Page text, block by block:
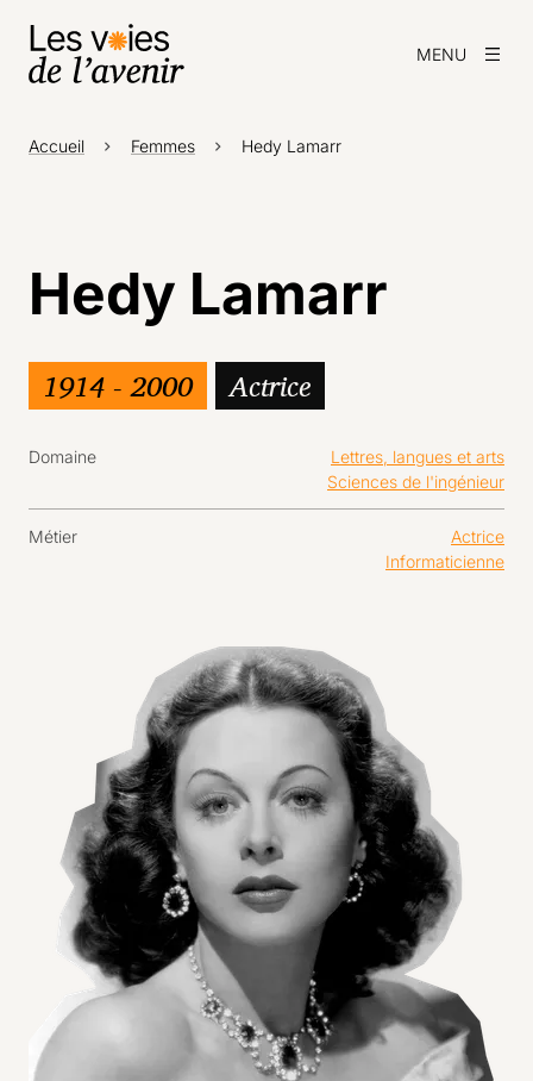
MENU
Accueil Femmes Hedy Lamarr
Hedy Lamarr
1914 - 2000 Actrice
Domaine
Lettres, langues et arts
Sciences de l'ingénieur
Métier
Actrice
Informaticienne
Agrandir l'image